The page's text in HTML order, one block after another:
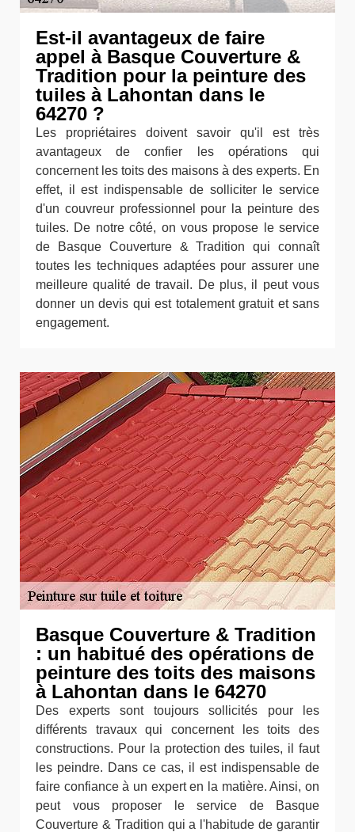
Est-il avantageux de faire
appel à Basque Couverture &
Tradition pour la peinture des
tuiles à Lahontan dans le
64270 ?
Les propriétaires doivent savoir qu'il est très
avantageux de confier les opérations qui
concernent les toits des maisons à des experts. En
effet, il est indispensable de solliciter le service
d'un couvreur professionnel pour la peinture des
tuiles. De notre côté, on vous propose le service
de Basque Couverture & Tradition qui connaît
toutes les techniques adaptées pour assurer une
meilleure qualité de travail. De plus, il peut vous
donner un devis qui est totalement gratuit et sans
engagement.
Basque Couverture & Tradition
: un habitué des opérations de
peinture des toits des maisons
à Lahontan dans le 64270
Des experts sont toujours sollicités pour les
différents travaux qui concernent les toits des
constructions. Pour la protection des tuiles, il faut
les peindre. Dans ce cas, il est indispensable de
faire confiance à un expert en la matière. Ainsi, on
peut vous proposer le service de Basque
Couverture & Tradition qui a l'habitude de garantir